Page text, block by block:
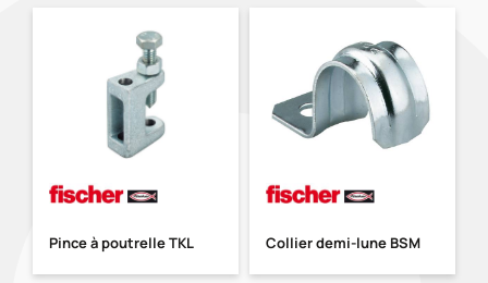
Pince à poutrelle TKL Collier demi-lune BSM